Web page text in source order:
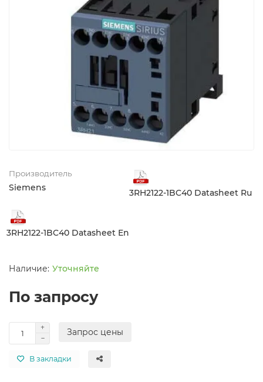
Производитель
Siemens 3RH2122-1BC40 Datasheet Ru
3RH2122-1BC40 Datasheet En
Уточняйте
По запросу
Запрос цены
В закладки